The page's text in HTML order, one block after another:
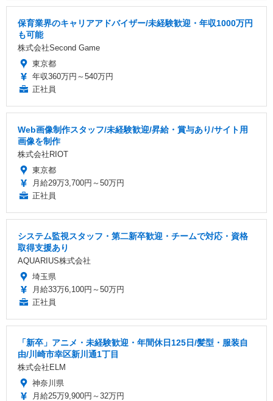
保育業界のキャリアアドバイザー/未経験歓迎・年収1000万円
も可能
株式会社Second Game
東京都
年収360万円～540万円
正社員
Web画像制作スタッフ/未経験歓迎/昇給・賞与あり/サイト用
画像を制作
株式会社RIOT
東京都
月給29万3,700円～50万円
正社員
システム監視スタッフ・第二新卒歓迎・チームで対応・資格
取得支援あり
AQUARIUS株式会社
埼玉県
月給33万6,100円～50万円
正社員
「新卒」アニメ・未経験歓迎・年間休日125日/髪型・服装自
由/川崎市幸区新川通1丁目
株式会社ELM
神奈川県
月給25万9,900円～32万円